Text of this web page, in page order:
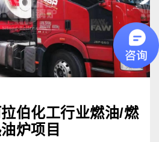
伯化工行业燃油/燃
炉项目